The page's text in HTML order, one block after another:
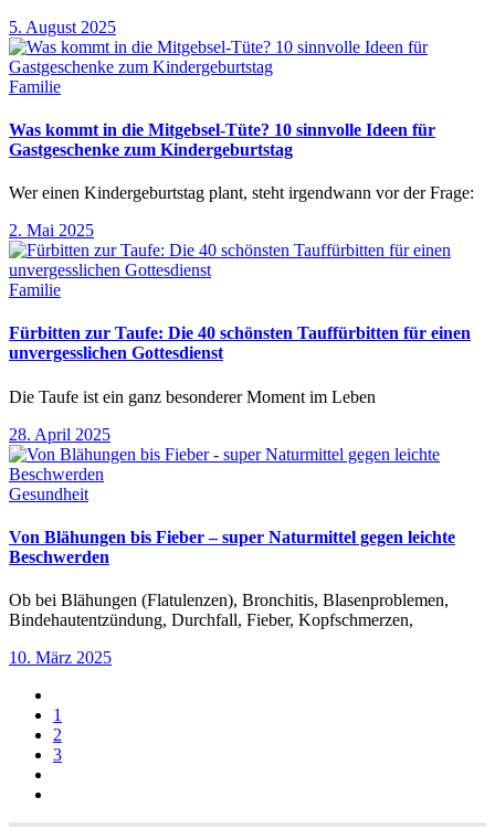
5. August 2025
Familie
Was kommt in die Mitgebsel-Tüte? 10 sinnvolle Ideen für
Gastgeschenke zum Kindergeburtstag
Wer einen Kindergeburtstag plant, steht irgendwann vor der Frage:
2. Mai 2025
Familie
Fürbitten zur Taufe: Die 40 schönsten Tauffürbitten für einen
unvergesslichen Gottesdienst
Die Taufe ist ein ganz besonderer Moment im Leben
28. April 2025
Gesundheit
Von Blähungen bis Fieber – super Naturmittel gegen leichte
Beschwerden
Ob bei Blähungen (Flatulenzen), Bronchitis, Blasenproblemen,
Bindehautentzündung, Durchfall, Fieber, Kopfschmerzen,
10. März 2025
1
2
3